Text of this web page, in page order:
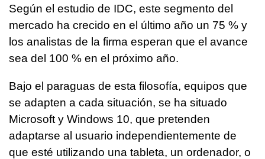
Según el estudio de IDC, este segmento del
mercado ha crecido en el último año un 75 % y
los analistas de la firma esperan que el avance
sea del 100 % en el próximo año.
Bajo el paraguas de esta filosofía, equipos que
se adapten a cada situación, se ha situado
Microsoft y Windows 10, que pretenden
adaptarse al usuario independientemente de
que esté utilizando una tableta, un ordenador, o